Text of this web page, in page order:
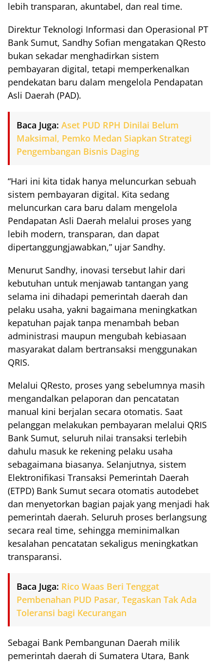
lebih transparan, akuntabel, dan real time.
Direktur Teknologi Informasi dan Operasional PT
Bank Sumut, Sandhy Sofian mengatakan QResto
bukan sekadar menghadirkan sistem
pembayaran digital, tetapi memperkenalkan
pendekatan baru dalam mengelola Pendapatan
Asli Daerah (PAD).
Baca Juga: Aset PUD RPH Dinilai Belum
Maksimal, Pemko Medan Siapkan Strategi
Pengembangan Bisnis Daging
“Hari ini kita tidak hanya meluncurkan sebuah
sistem pembayaran digital. Kita sedang
meluncurkan cara baru dalam mengelola
Pendapatan Asli Daerah melalui proses yang
lebih modern, transparan, dan dapat
dipertanggungjawabkan,” ujar Sandhy.
Menurut Sandhy, inovasi tersebut lahir dari
kebutuhan untuk menjawab tantangan yang
selama ini dihadapi pemerintah daerah dan
pelaku usaha, yakni bagaimana meningkatkan
kepatuhan pajak tanpa menambah beban
administrasi maupun mengubah kebiasaan
masyarakat dalam bertransaksi menggunakan
QRIS.
Melalui QResto, proses yang sebelumnya masih
mengandalkan pelaporan dan pencatatan
manual kini berjalan secara otomatis. Saat
pelanggan melakukan pembayaran melalui QRIS
Bank Sumut, seluruh nilai transaksi terlebih
dahulu masuk ke rekening pelaku usaha
sebagaimana biasanya. Selanjutnya, sistem
Elektronifikasi Transaksi Pemerintah Daerah
(ETPD) Bank Sumut secara otomatis autodebet
dan menyetorkan bagian pajak yang menjadi hak
pemerintah daerah. Seluruh proses berlangsung
secara real time, sehingga meminimalkan
kesalahan pencatatan sekaligus meningkatkan
transparansi.
Baca Juga: Rico Waas Beri Tenggat
Pembenahan PUD Pasar, Tegaskan Tak Ada
Toleransi bagi Kecurangan
Sebagai Bank Pembangunan Daerah milik
pemerintah daerah di Sumatera Utara, Bank